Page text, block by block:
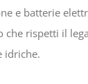
e batterie
che rispetti il
idriche.